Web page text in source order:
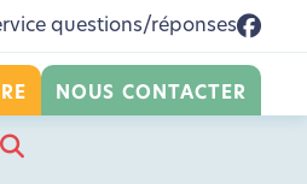
questions/réponses
NOUS CONTACTER